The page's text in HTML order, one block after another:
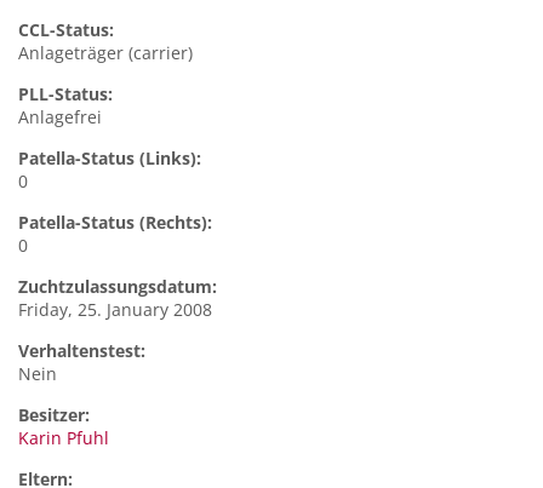
CCL-Status:
Anlageträger (carrier)
PLL-Status:
Anlagefrei
Patella-Status (Links):
0
Patella-Status (Rechts):
0
Zuchtzulassungsdatum:
Friday, 25. January 2008
Verhaltenstest:
Nein
Besitzer:
Karin Pfuhl
Eltern: